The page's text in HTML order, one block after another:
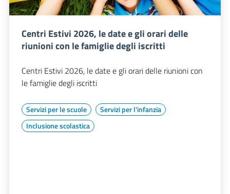
Centri Estivi 2026, le date e gli orari delle
riunioni con le famiglie degli iscritti
Centri Estivi 2026, le date e gli orari delle riunioni con
le famiglie degli iscritti
Servizi per le scuole
Servizi per l'infanzia
Inclusione scolastica